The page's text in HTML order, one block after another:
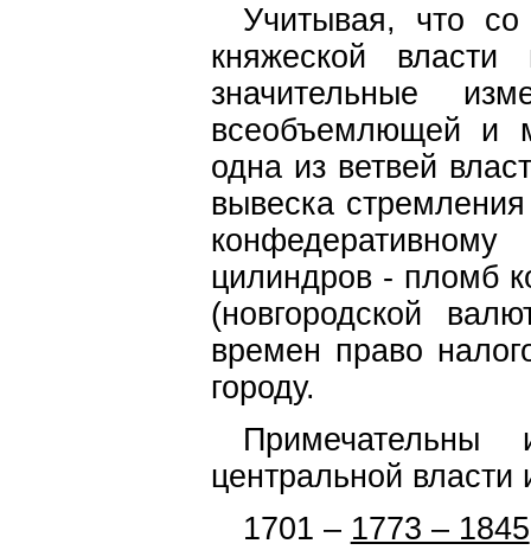
Учитывая, что
княжеской
значительные
всеобъемлющей и
одна из ветвей
вывеска
цилиндров - пломб
(новгородской
времен право
городу.
центральной власти
1701 – 1773 – 1845